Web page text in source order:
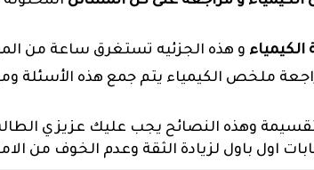
و هذه الجزئيه تستغرق ساعة من
ملخص الكيمياء يتم جمع هذه الأسئلة
وهذه النصائح يجب عليك عزيزي
اول باول لزيادة الثقة وعدم الخوف من